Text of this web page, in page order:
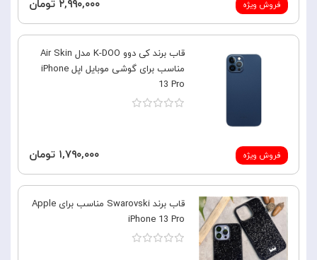
فروش ویژه ۲,۹۹۰,۰۰۰ تومان
فروش ویژه
قاب برند کی دوو K-DOO مدل Air Skin
مناسب برای گوشی موبایل اپل iPhone
13 Pro
۱,۷۹۰,۰۰۰ تومان
قاب برند Swarovski مناسب برای Apple
iPhone 13 Pro